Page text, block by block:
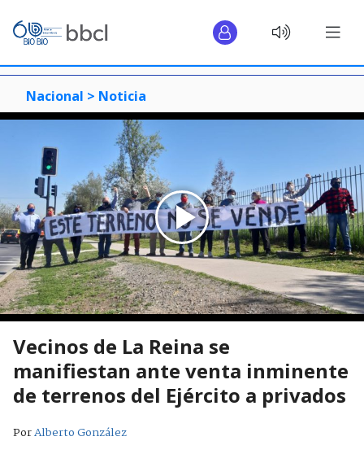
Nacional > Noticia
Vecinos de La Reina se
manifiestan ante venta inminente
de terrenos del Ejército a privados
PorAlberto González